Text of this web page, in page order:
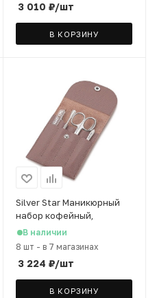
3 010 ₽/шт
В КОРЗИНУ
Silver Star Маникюрный
набор кофейный,
натуральная кожа, 5
предметов, на кнопке
В наличии
8 шт - в 7 магазинах
3 224 ₽/шт
В КОРЗИНУ